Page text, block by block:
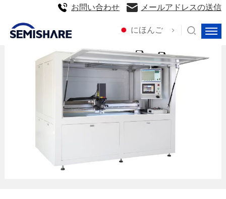
にほんご
お問い合わせ メールアドレスの送信